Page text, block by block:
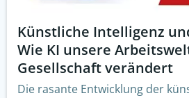
Künstliche Intelligenz
Wie KI unsere
Gesellschaft verändert
Die rasante Entwicklung der